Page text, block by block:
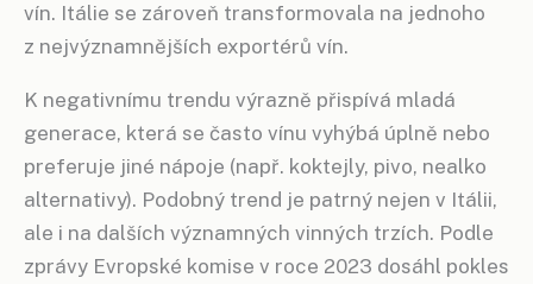
vín. Itálie se zároveň transformovala na jednoho
z nejvýznamnějších exportérů vín.
K negativnímu trendu výrazně přispívá mladá
generace, která se často vínu vyhýbá úplně nebo
preferuje jiné nápoje (např. koktejly, pivo, nealko
alternativy). Podobný trend je patrný nejen v Itálii,
ale i na dalších významných vinných trzích. Podle
zprávy Evropské komise v roce 2023 dosáhl pokles